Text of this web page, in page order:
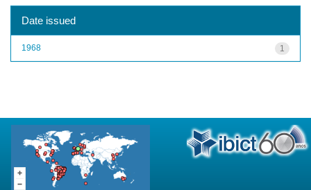
Date issued
1
1968